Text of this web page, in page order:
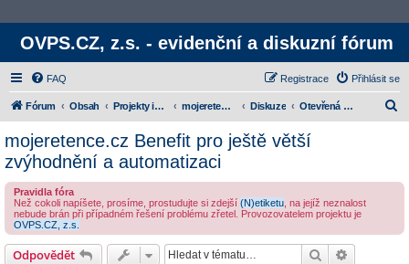
OVPS.CZ, z.s. - evidenční a diskuzní fórum
FAQ Přihlásit se
Registrace
Fórum Obsah Projekty iniciativy mojeretence.cz Diskuze Otevřená diskuzní témata
mojeretence.cz Benefit pro ještě větší
zvýhodnění a automatizaci
Pravidla fóra
Než cokoli napíšete, prosíme, prostudujte si zdejší (N)etiketu , na jejíž neznalost
nebude brán při případném řešení problému zřetel. Provozovatelem projektu je
OVPS.CZ, z.s.
Odpovědět Hledat